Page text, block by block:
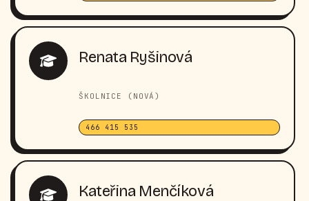
Renata Ryšinová
ŠKOLNICE (NOVÁ)
466 415 535
Kateřina Menčíková